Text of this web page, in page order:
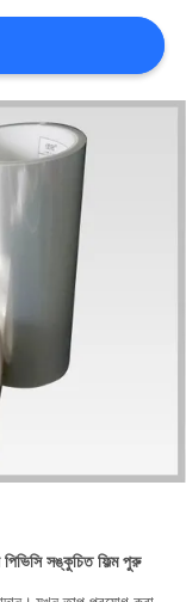
সঙ্কুচিত ফিল্ম পুরু